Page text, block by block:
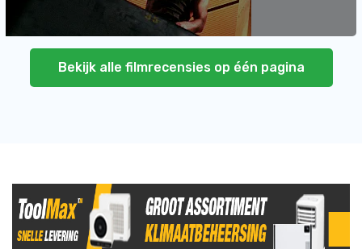
Bekijk alle filmrecensies op één pagina